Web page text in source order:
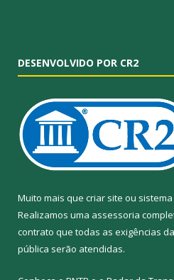
DESENVOLVIDO POR CR2
Muito mais que criar site ou
Realizamos uma assessoria
contrato que todas as exigências
pública serão atendidas.